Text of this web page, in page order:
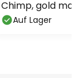
Chimp, gold
Auf Lager